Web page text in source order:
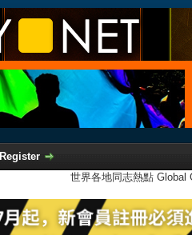
Register
世界各地同志熱點